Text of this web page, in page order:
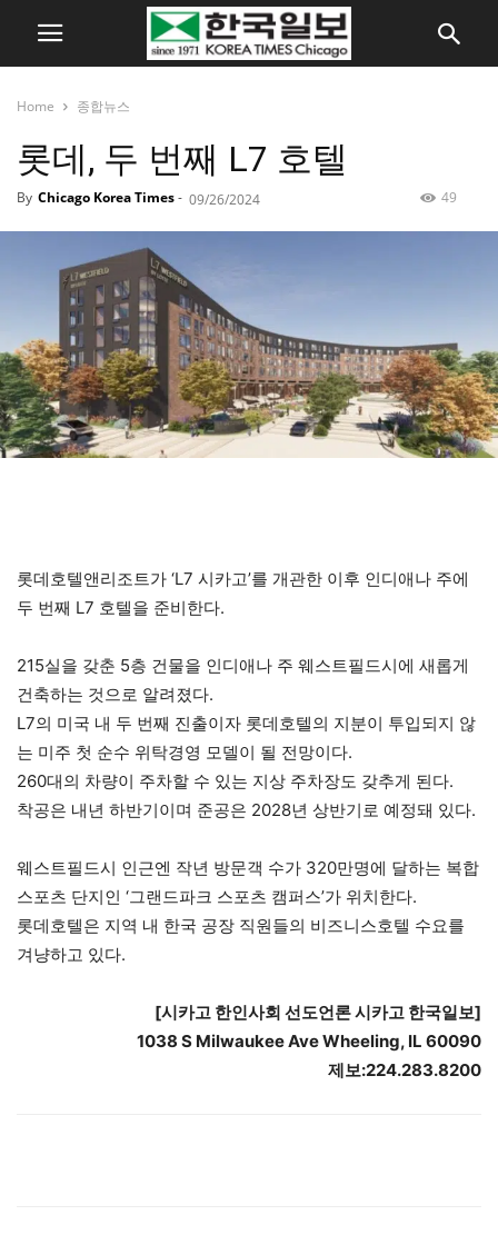
Home 종합뉴스
롯데, 두 번째 L7 호텔
By Chicago Korea Times- 09/26/2024 49
롯데호텔앤리조트가 ‘L7 시카고’를 개관한 이후 인디애나 주에
두 번째 L7 호텔을 준비한다.
215실을 갖춘 5층 건물을 인디애나 주 웨스트필드시에 새롭게
건축하는 것으로 알려졌다.
L7의 미국 내 두 번째 진출이자 롯데호텔의 지분이 투입되지 않
는 미주 첫 순수 위탁경영 모델이 될 전망이다.
260대의 차량이 주차할 수 있는 지상 주차장도 갖추게 된다.
착공은 내년 하반기이며 준공은 2028년 상반기로 예정돼 있다.
웨스트필드시 인근엔 작년 방문객 수가 320만명에 달하는 복합
스포츠 단지인 ‘그랜드파크 스포츠 캠퍼스’가 위치한다.
롯데호텔은 지역 내 한국 공장 직원들의 비즈니스호텔 수요를
겨냥하고 있다.
[시카고 한인사회 선도언론시카고 한국일보]
1038 S Milwaukee Ave Wheeling, IL 60090
제보:224.283.8200